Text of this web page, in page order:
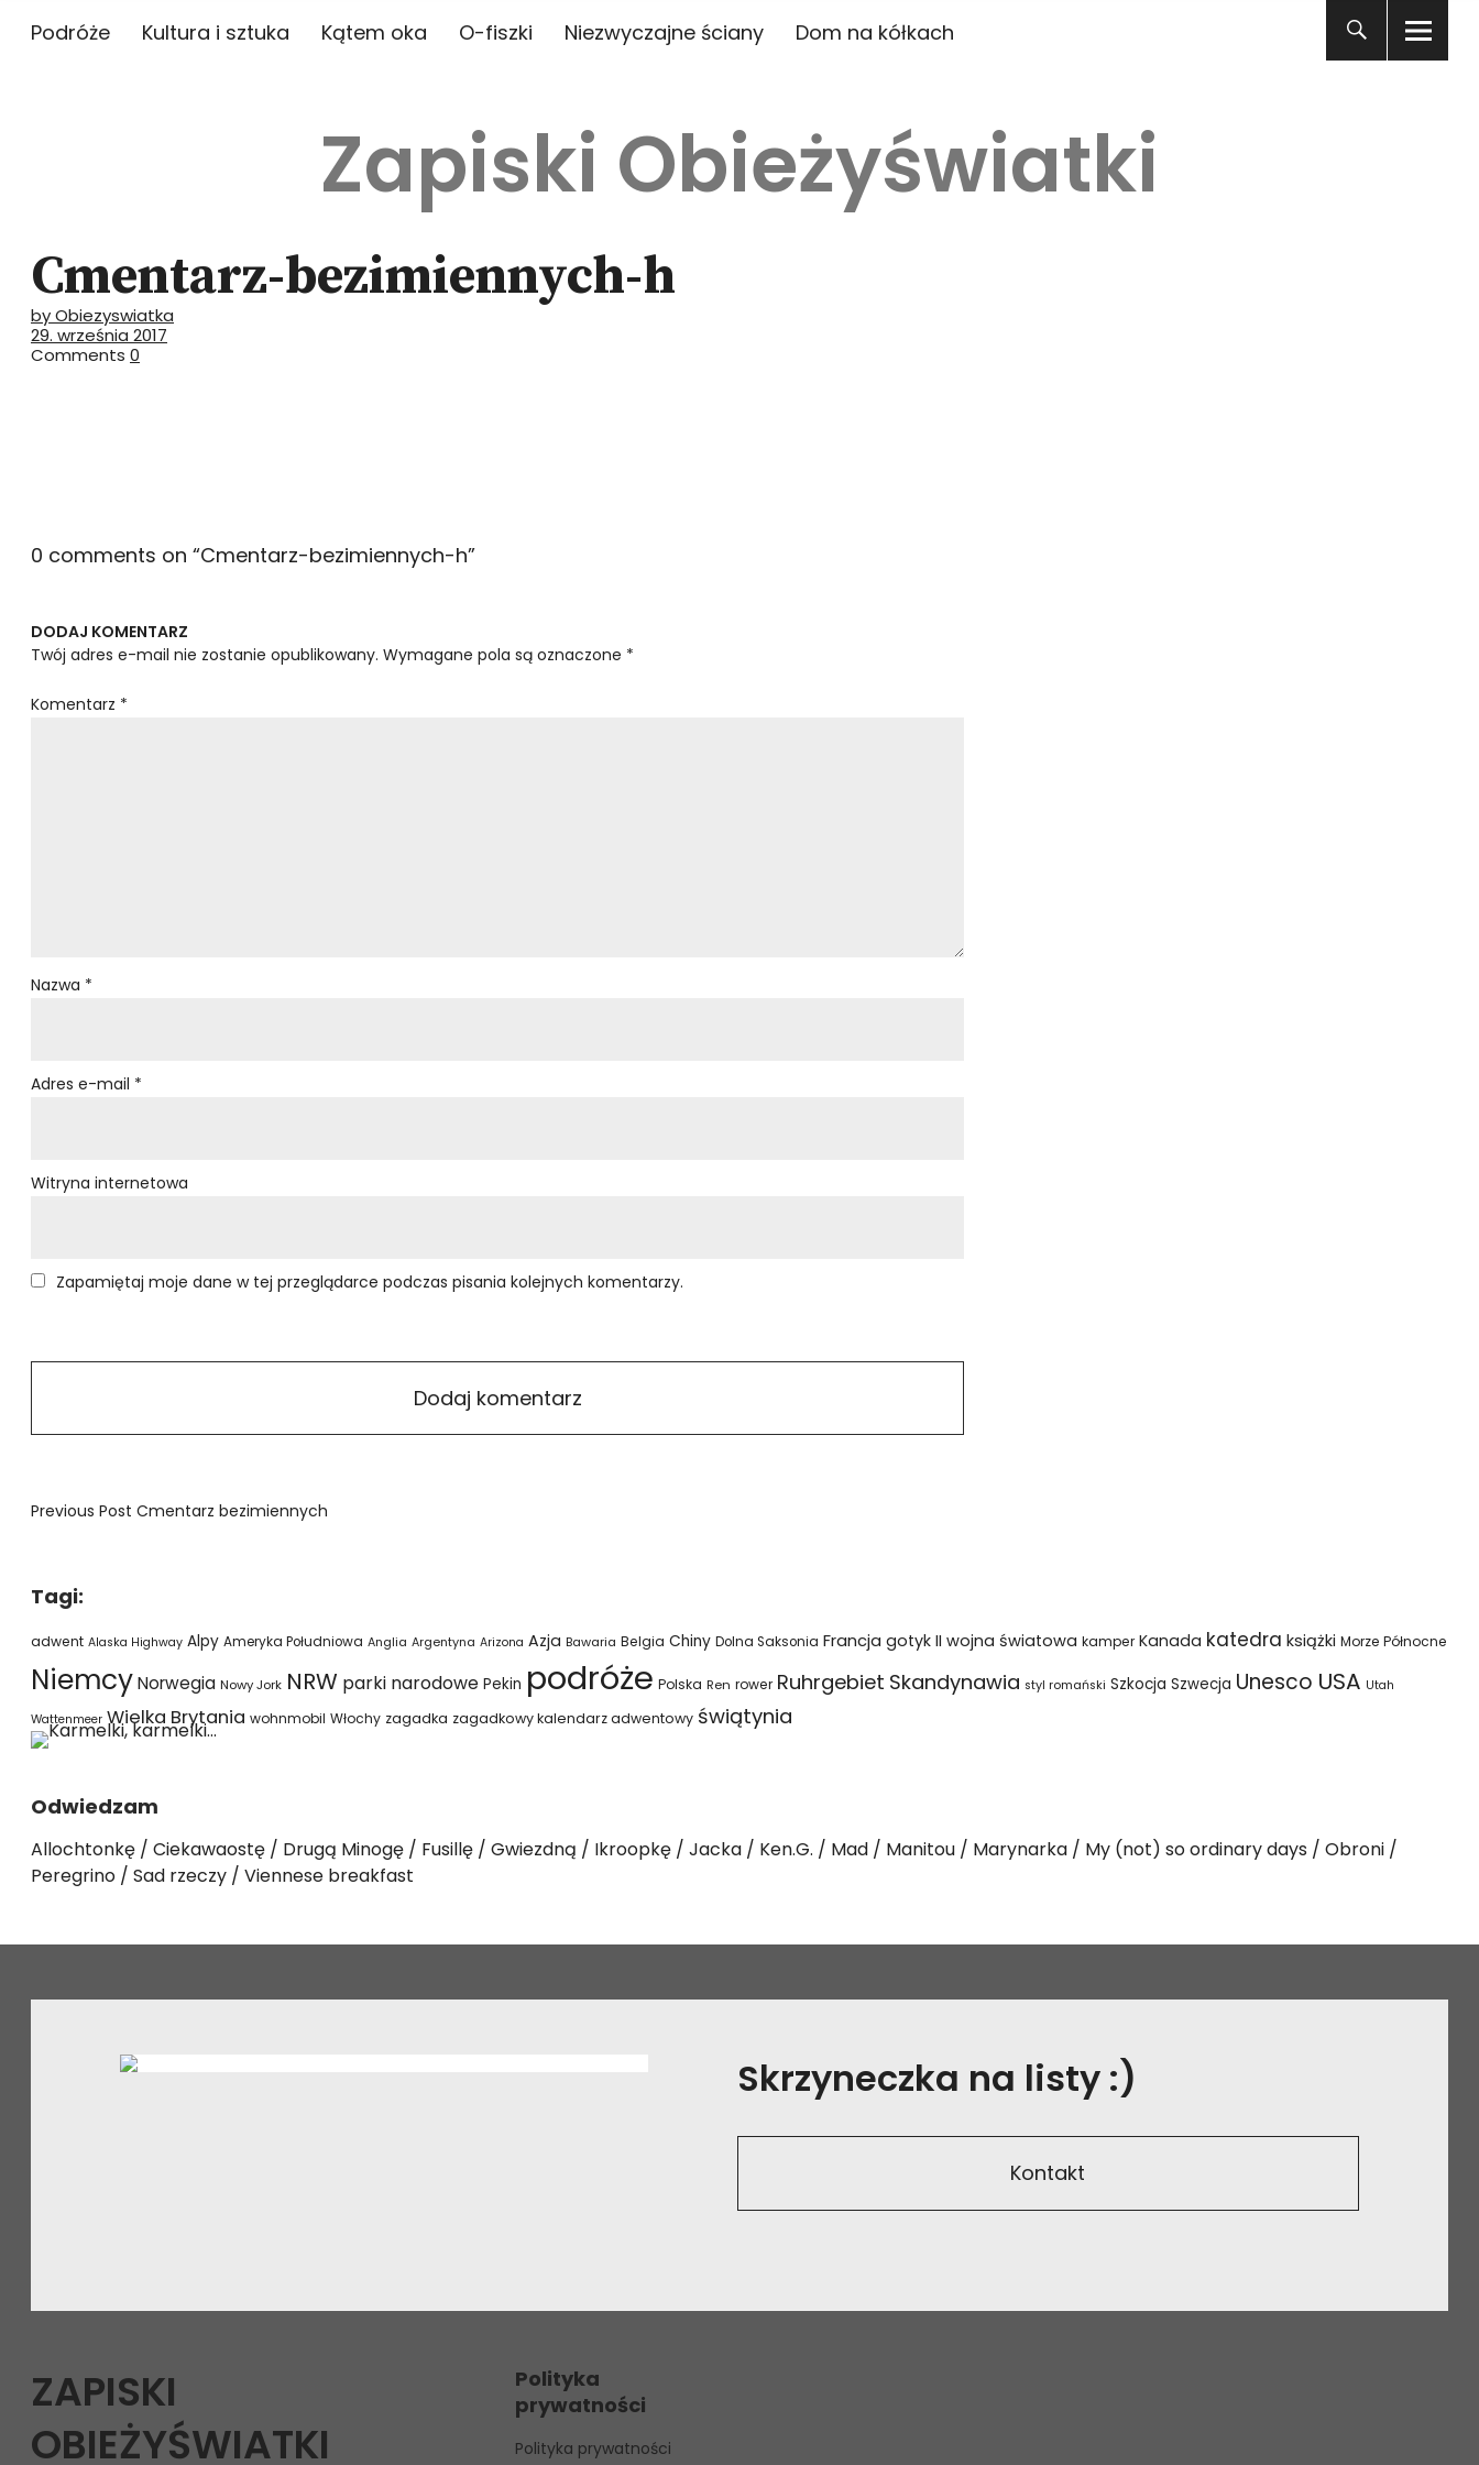
Podróże Kultura i sztuka Kątem oka O-fiszki Niezwyczajne ściany Dom na kółkach
Zapiski Obieżyświatki
Cmentarz-bezimiennych-h
by Obiezyswiatka
29. września 2017
Comments 0
0 comments on “Cmentarz-bezimiennych-h”
DODAJ KOMENTARZ
Twój adres e-mail nie zostanie opublikowany. Wymagane pola są oznaczone *
Komentarz *
Nazwa *
Adres e-mail *
Witryna internetowa
Zapamiętaj moje dane w tej przeglądarce podczas pisania kolejnych komentarzy.
Previous Post Cmentarz bezimiennych
Tagi:
adwent Alaska Highway Alpy Ameryka Południowa Anglia Argentyna Arizona Azja Bawaria Belgia Chiny Dolna Saksonia Francja gotyk II wojna światowa kamper Kanada katedra książki Morze Północne
NiemcyNorwegia Nowy Jork NRW parki narodowe Pekin podróże Polska Ren rower Ruhrgebiet Skandynawia styl romański Szkocja Szwecja Unesco USA Utah
Wattenmeer Wielka Brytania wohnmobil Włochy zagadka zagadkowy kalendarz adwentowy świątynia
Odwiedzam
Allochtonkę Ciekawaostę Drugą Minogę Fusillę Gwiezdną Ikroopkę Jacka Ken.G. Mad Manitou Marynarka My (not) so ordinary days
Obroni
Peregrino
Sad rzeczy Viennese breakfast
Skrzyneczka na listy :)
Kontakt
ZAPISKI
OBIEŻYŚWIATKI
Polityka
prywatności
Polityka prywatności